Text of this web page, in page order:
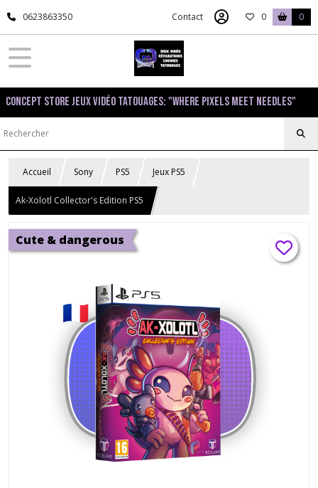
0623863350 Contact 0 0
Concept Store Jeux Vidéo Tatouages: "Where pixels meet needles"
Accueil Sony PS5 Jeux PS5
Ak-Xolotl Collector's Edition PS5
Cute & dangerous